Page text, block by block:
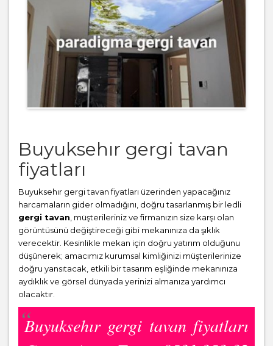
Buyuksehır gergi tavan
fiyatları
Buyuksehır gergi tavan fiyatları üzerinden yapacağınız
harcamaların gider olmadığını, doğru tasarlanmış bir ledli
gergi tavan , müşterileriniz ve firmanızın size karşı olan
görüntüsünü değiştireceği gibi mekanınıza da şıklık
verecektir. Kesinlikle mekan için doğru yatırım olduğunu
düşünerek; amacımız kurumsal kimliğinizi müşterilerinize
doğru yansıtacak, etkili bir tasarım eşliğinde mekanınıza
aydıklık ve görsel dünyada yerinizi almanıza yardımcı
olacaktır.
Buyuksehır gergi tavan fiyatları